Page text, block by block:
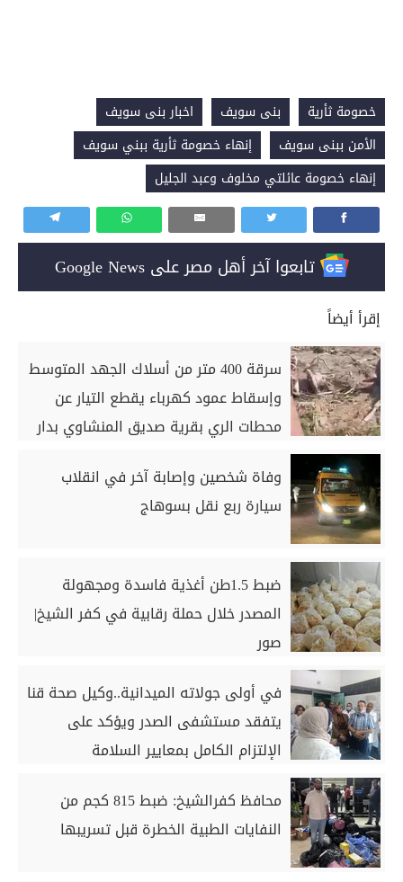
خصومة ثأرية بنى سويف
اخبار بنى سويف
الأمن ببنى سويف
إنهاء خصومة ثأرية ببني سويف
إنهاء خصومة عائلتي مخلوف وعبد الجليل
تابعوا آخر أهل مصر على Google News
إقرأ أيضاً
سرقة 400 متر من أسلاك الجهد المتوسط
وإسقاط عمود كهرباء يقطع التيار عن
محطات الري بقرية صديق المنشاوي بدار
وفاة شخصين وإصابة آخر في انقلاب
سيارة ربع نقل بسوهاج
ضبط 1.5طن أغذية فاسدة ومجهولة
المصدر خلال حملة رقابية في كفر الشيخ|
صور
في أولى جولاته الميدانية..وكيل صحة قنا
يتفقد مستشفى الصدر ويؤكد على
الإلتزام الكامل بمعايير السلامة
محافظ كفرالشيخ: ضبط 815 كجم من
النفايات الطبية الخطرة قبل تسريبها